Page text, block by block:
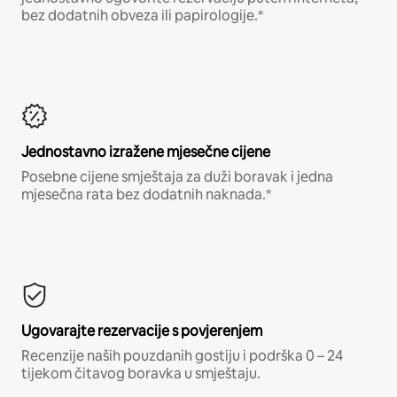
bez dodatnih obveza ili papirologije.*
Jednostavno izražene mjesečne cijene
Posebne cijene smještaja za duži boravak i jedna
mjesečna rata bez dodatnih naknada.*
Ugovarajte rezervacije s povjerenjem
Recenzije naših pouzdanih gostiju i podrška 0 – 24
tijekom čitavog boravka u smještaju.